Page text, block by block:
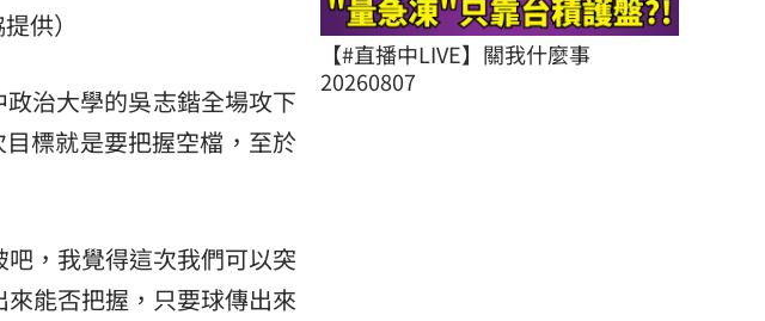
供）
治大學的吳志鍇全場攻下
標就是要把握空檔，至於
，我覺得這次我們可以突
能否把握，只要球傳出來
【#直播中LIVE】關我什麼事
20260807